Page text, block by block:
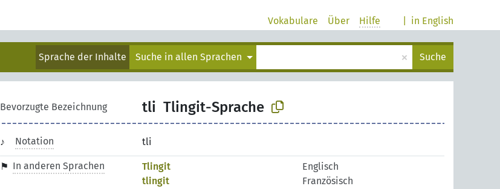
in English
Vokabulare Über Hilfe
Sprache der Inhalte Suche in allen Sprachen × Suche
Bevorzugte Bezeichnung tli Tlingit-Sprache
Notation tli
In anderen Sprachen Tlingit
Englisch
tlingit
Französisch